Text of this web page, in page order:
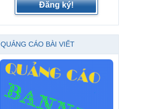
Đăng ký!
QUẢNG CÁO BÀI VIẾT